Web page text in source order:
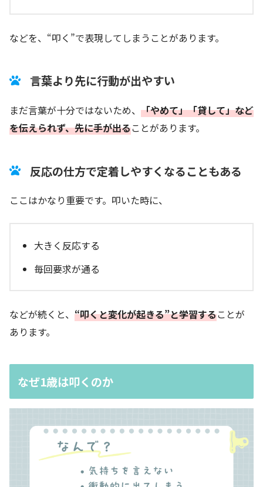
などを、“叩く”で表現してしまうことがあります。
言葉より先に行動が出やすい
まだ言葉が十分ではないため、 「やめて」「貸して」など
を伝えられず、先に手が出ることがあります。
反応の仕方で定着しやすくなることもある
ここはかなり重要です。叩いた時に、
大きく反応する
毎回要求が通る
などが続くと、 “叩くと変化が起きる”と学習することが
あります。
なぜ1歳は叩くのか